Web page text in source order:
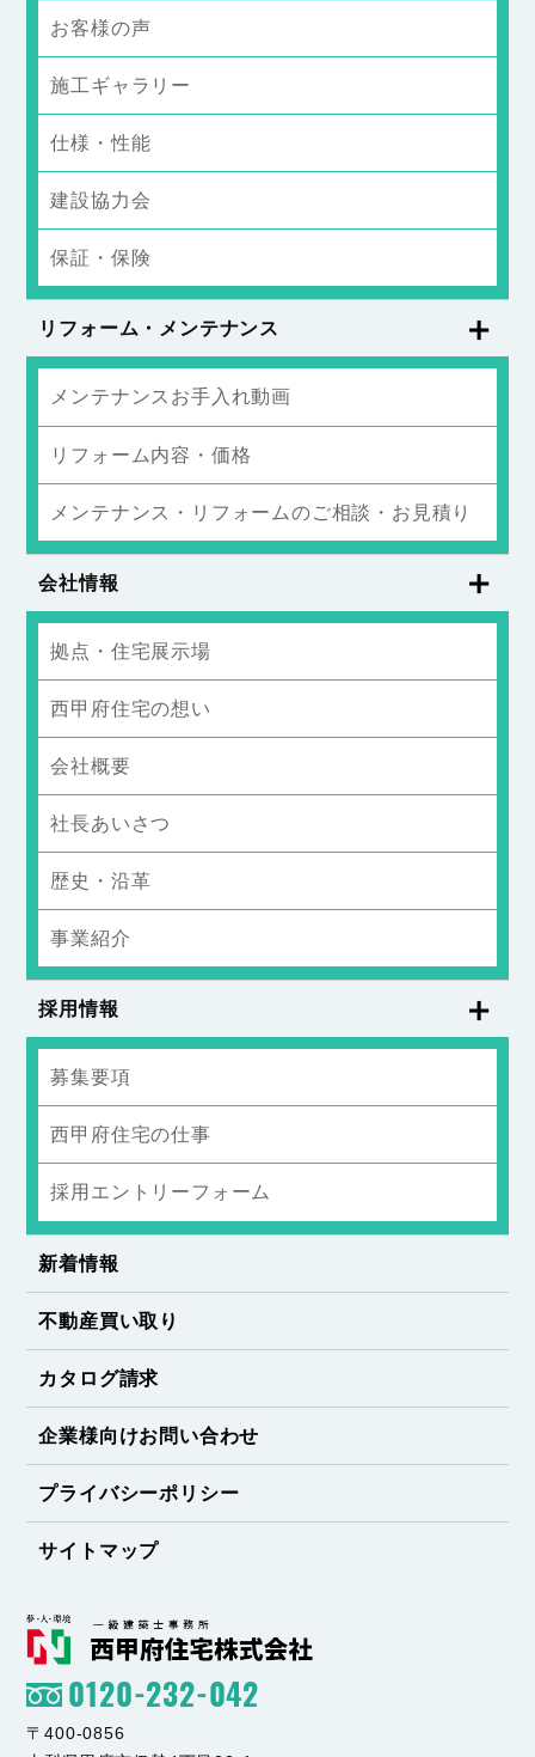
お客様の声
施工ギャラリー
仕様・性能
建設協力会
保証・保険
リフォーム・メンテナンス
メンテナンスお手入れ動画
リフォーム内容・価格
メンテナンス・リフォームのご相談・お見積り
会社情報
拠点・住宅展示場
西甲府住宅の想い
会社概要
社長あいさつ
歴史・沿革
事業紹介
採用情報
募集要項
西甲府住宅の仕事
採用エントリーフォーム
新着情報
不動産買い取り
カタログ請求
企業様向けお問い合わせ
プライバシーポリシー
サイトマップ
0120-232-042
〒400-0856